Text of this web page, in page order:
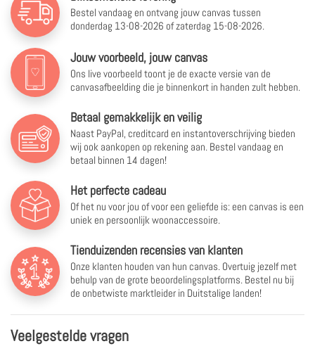
Bestel vandaag en ontvang jouw canvas tussen
donderdag 13-08-2026 of zaterdag 15-08-2026.
Jouw voorbeeld, jouw canvas
Ons live voorbeeld toont je de exacte versie van de
canvasafbeelding die je binnenkort in handen zult hebben.
Betaal gemakkelijk en veilig
Naast PayPal, creditcard en instantoverschrijving bieden
wij ook aankopen op rekening aan. Bestel vandaag en
betaal binnen 14 dagen!
Het perfecte cadeau
Of het nu voor jou of voor een geliefde is: een canvas is een
uniek en persoonlijk woonaccessoire.
Tienduizenden recensies van klanten
Onze klanten houden van hun canvas. Overtuig jezelf met
behulp van de grote beoordelingsplatforms. Bestel nu bij
de onbetwiste marktleider in Duitstalige landen!
Veelgestelde vragen